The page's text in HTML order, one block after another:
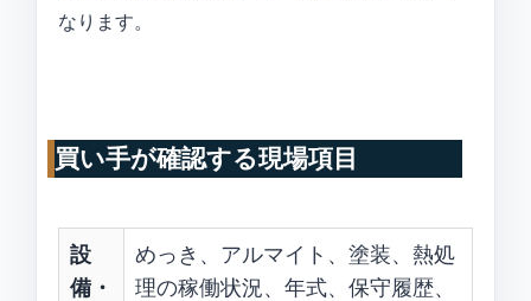
なります。
買い手が確認する現場項目
設
備・
めっき、アルマイト、塗装、熱処
理の稼働状況、年式、保守履歴、